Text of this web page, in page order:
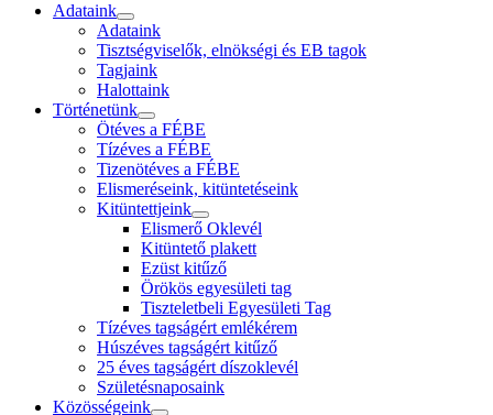
Adataink
Adataink
Tisztségviselők, elnökségi és EB tagok
Tagjaink
Halottaink
Történetünk
Ötéves a FÉBE
Tízéves a FÉBE
Tizenötéves a FÉBE
Elismeréseink, kitüntetéseink
Kitüntettjeink
Elismerő Oklevél
Kitüntető plakett
Ezüst kitűző
Örökös egyesületi tag
Tiszteletbeli Egyesületi Tag
Tízéves tagságért emlékérem
Húszéves tagságért kitűző
25 éves tagságért díszoklevél
Születésnaposaink
Közösségeink